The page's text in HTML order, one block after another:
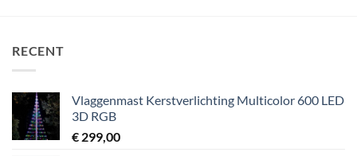
RECENT
Vlaggenmast Kerstverlichting Multicolor 600 LED
3D RGB
€ 299,00